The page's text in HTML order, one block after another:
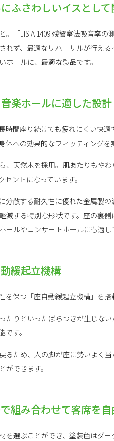
ふさわしいイスとして
「JIS A 1409 残響室法吸音率
れず、最適なリハーサルが行え
ールに、最適な製品です。
楽ホールに適した設計
間座り続けても疲れにくい快
への効果的なフィッティングを
天然木を採用。肌あたりもやわ
ントになっています。
散する耐久性に優れた金属製
する特別な形状です。座の裏
ルやコンサートホールにも適し
緩起立機構
保つ「座自動緩起立機構」を搭
たりといったばらつきが生じな
す。
るため、人の脚が座に勢いよく
できます。
組み合わせて客席を
選ぶことができ、塗装色はダ